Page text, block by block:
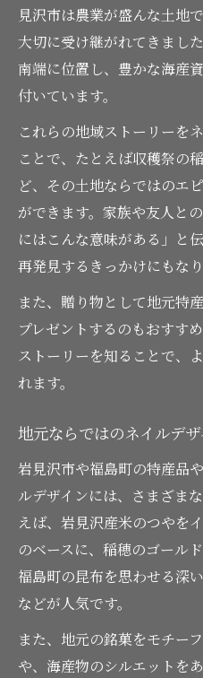
見沢市は農業が盛んな土地
大切に受け継がれてきまし
南端に位置し、豊かな海産
付いています。
これらの地域ストーリーを
ことで、たとえば収穫祭の
ど、その土地ならではのエ
ができます。家族や友人と
にはこんな意味がある」と
再発見するきっかけにもなり
また、贈り物として地元特
プレゼントするのもおすす
ストーリーを知ることで、
れます。
地元ならではのネイルデ
岩見沢市や福島町の特産品
ルデザインには、さまざま
えば、岩見沢産米のつやを
のベースに、稲穂のゴール
福島町の昆布を思わせる深
などが人気です。
また、地元の銘菓をモチー
や、海産物のシルエットを